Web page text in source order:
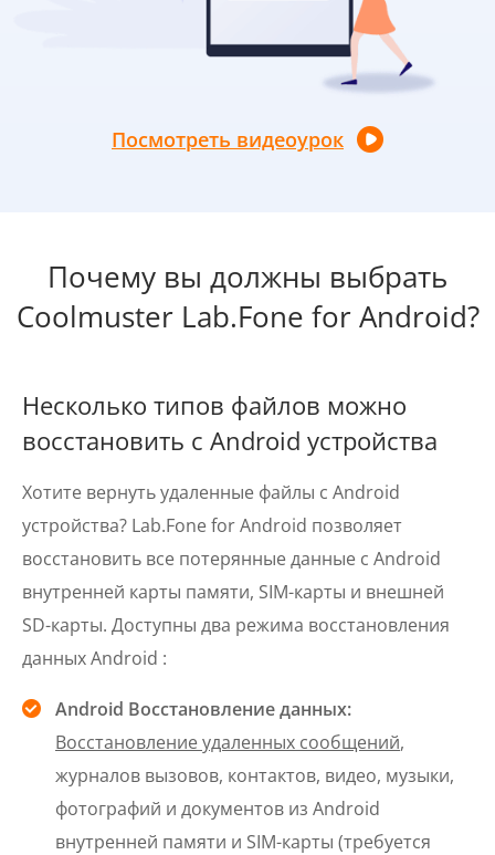
Посмотреть видеоурок
Почему вы должны выбрать
Coolmuster Lab.Fone for Android?
Несколько типов файлов можно
восстановить с Android устройства
Хотите вернуть удаленные файлы с Android
устройства? Lab.Fone for Android позволяет
восстановить все потерянные данные с Android
внутренней карты памяти, SIM-карты и внешней
SD-карты. Доступны два режима восстановления
данных Android :
Android Восстановление данных:
Восстановление удаленных сообщений,
журналов вызовов, контактов, видео, музыки,
фотографий и документов из Android
внутренней памяти и SIM-карты (требуется